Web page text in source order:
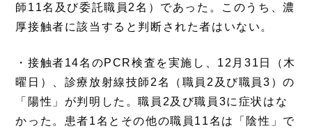
師11名及び委託職員2名）であった。このうち、濃
厚接触者に該当すると判断された者はいない。
・接触者14名のPCR検査を実施し、12月31日（木
曜日）、診療放射線技師2名（職員2及び職員3）の
「陽性」が判明した。職員2及び職員3に症状はな
かった。患者1名とその他の職員11名は「陰性」で